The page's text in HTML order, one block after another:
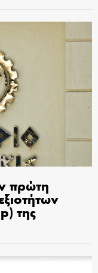
πρώτη
της